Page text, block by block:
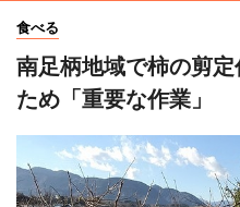
食べる
南足柄地域で柿の剪
ため「重要な作業」